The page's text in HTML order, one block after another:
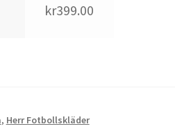
kr399.00
, Herr Fotbollskläder